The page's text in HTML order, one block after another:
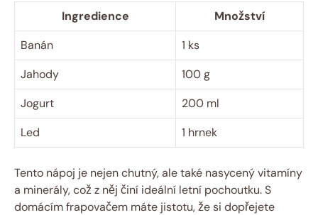
Ingredience
Množství
Banán
1 ks
Jahody
100 g
Jogurt
200 ml
Led
1 hrnek
Tento nápoj je nejen chutný, ale také nasycený vitamíny
a minerály, což z něj činí ideální letní pochoutku. S
domácím frapovačem máte jistotu, že si dopřejete